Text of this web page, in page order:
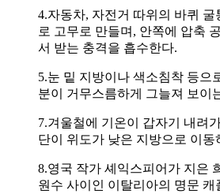
4.자동차, 자전거 따위의 바퀴 굴
로 고무로 만들며, 안쪽에 압축
서 받는 충격을 흡수한다.
5.눈 밑 지방이나 색소침착 등으
분이 거무스름하게 그늘져 보이
7.겨울철에 기온이 갑자기 내려
단이 위도가 낮은 지방으로 이동
8.영국 작가 셰익스피어가 지은
원수 사이인 이탈리아의 명문 캐